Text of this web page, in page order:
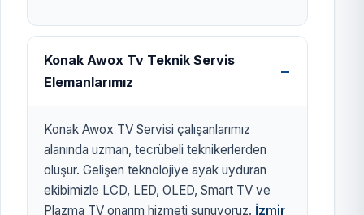
Konak Awox Tv Teknik Servis
Elemanlarımız
Konak Awox TV Servisi çalışanlarımız
alanında uzman, tecrübeli teknikerlerden
oluşur. Gelişen teknolojiye ayak uyduran
ekibimizle LCD, LED, OLED, Smart TV ve
Plazma TV onarım hizmeti sunuyoruz. İzmir